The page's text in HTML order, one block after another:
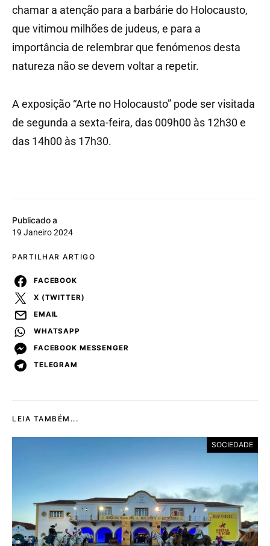
Publicado a
19 Janeiro 2024
PARTILHAR ARTIGO
FACEBOOK
X (TWITTER)
EMAIL
WHATSAPP
FACEBOOK MESSENGER
TELEGRAM
chamar a atenção para a barbárie do Holocausto,
que vitimou milhões de judeus, e para a
importância de relembrar que fenómenos desta
natureza não se devem voltar a repetir.
A exposição “Arte no Holocausto” pode ser visitada
de segunda a sexta-feira, das 009h00 às 12h30 e
das 14h00 às 17h30.
LEIA TAMBÉM...
SOCIEDADE